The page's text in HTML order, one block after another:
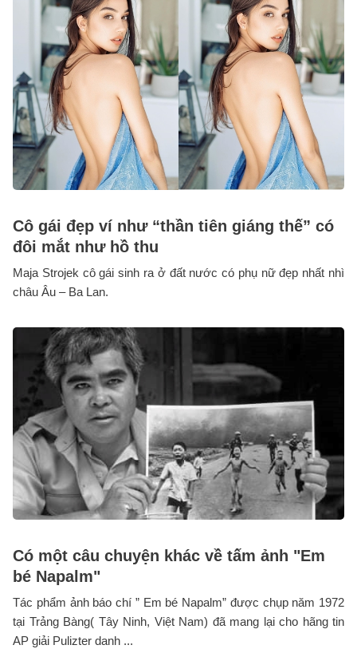
Cô gái đẹp ví như “thần tiên giáng thế” có
đôi mắt như hồ thu
Maja Strojek cô gái sinh ra ở đất nước có phụ nữ đẹp nhất nhì
châu Âu – Ba Lan.
Có một câu chuyện khác về tấm ảnh "Em
bé Napalm"
Tác phẩm ảnh báo chí ” Em bé Napalm” được chụp năm 1972
tại Trảng Bàng( Tây Ninh, Việt Nam) đã mang lại cho hãng tin
AP giải Pulizter danh ...